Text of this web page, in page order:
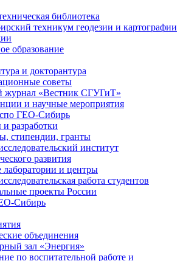
библиотека
техникум геодезии и картографии
образование
и докторантура
советы
журнал «Вестник СГУГиТ»
и научные мероприятия
ГЕО-Сибирь
разработки
стипендии, гранты
институт
развития
и центры
работа студентов
проекты России
Сибирь
объединения
зал «Энергия»
по воспитательной работе и